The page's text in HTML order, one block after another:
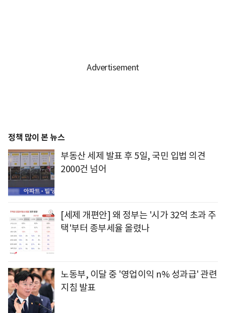
정책 많이 본 뉴스
부동산 세제 발표 후 5일, 국민 입법 의견
2000건 넘어
[세제 개편안] 왜 정부는 '시가 32억 초과 주
택'부터 종부세율 올렸나
노동부, 이달 중 '영업이익 n% 성과급' 관련
지침 발표